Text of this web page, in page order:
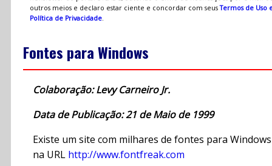
outros meios e declaro estar ciente e concordar com seusTermos de Uso
Política de Privacidade.
Fontes para Windows
Colaboração: Levy Carneiro Jr.
Data de Publicação: 21 de Maio de 1999
Existe um site com milhares de fontes para Windows
na URL http://www.fontfreak.com